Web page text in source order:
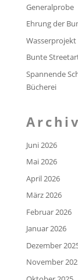
Generalprobe
Ehrung der
Bunte
Spannende
Bücherei
Archiv
Juni 2026
Mai 2026
April 2026
März 2026
Februar 2026
Januar 2026
Dezember
November